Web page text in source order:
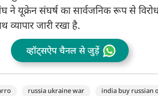
ने यूक्रेन संघर्ष का सार्वजनिक रूप से
जारी रखा है.
व्हॉट्सऐप चैनल से जुड़ें
russia ukraine war india buy russian